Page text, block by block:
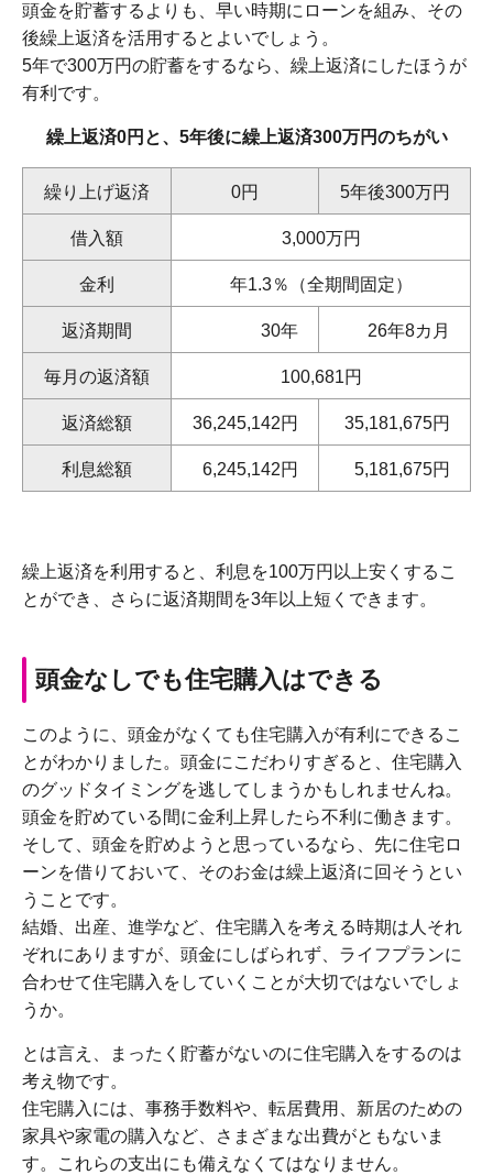
頭金を貯蓄するよりも、早い時期にローンを組み、その
後繰上返済を活用するとよいでしょう。
5年で300万円の貯蓄をするなら、繰上返済にしたほうが
有利です。
繰上返済0円と、5年後に繰上返済300万円のちがい
繰り上げ返済 0円 5年後300万円
借入額 3,000万円
金利 年1.3％（全期間固定）
返済期間 30年 26年8カ月
毎月の返済額 100,681円
返済総額 36,245,142円 35,181,675円
利息総額 6,245,142円 5,181,675円
繰上返済を利用すると、利息を100万円以上安くするこ
とができ、さらに返済期間を3年以上短くできます。
頭金なしでも住宅購入はできる
このように、頭金がなくても住宅購入が有利にできるこ
とがわかりました。頭金にこだわりすぎると、住宅購入
のグッドタイミングを逃してしまうかもしれませんね。
頭金を貯めている間に金利上昇したら不利に働きます。
そして、頭金を貯めようと思っているなら、先に住宅ロ
ーンを借りておいて、そのお金は繰上返済に回そうとい
うことです。
結婚、出産、進学など、住宅購入を考える時期は人それ
ぞれにありますが、頭金にしばられず、ライフプランに
合わせて住宅購入をしていくことが大切ではないでしょ
うか。
とは言え、まったく貯蓄がないのに住宅購入をするのは
考え物です。
住宅購入には、事務手数料や、転居費用、新居のための
家具や家電の購入など、さまざまな出費がともないま
す。これらの支出にも備えなくてはなりません。